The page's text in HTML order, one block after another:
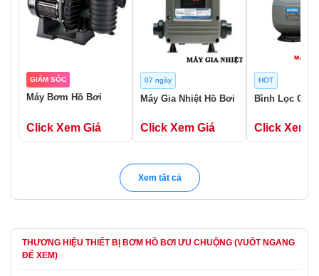
GIẢM SỐC
Máy Bơm Hồ Bơi
Click Xem Giá
07 ngày
Máy Gia Nhiệt Hồ Bơi
Click Xem Giá
HOT
Bình Lọc Cát
Click Xem
Xem tất cả
THƯƠNG HIỆU THIẾT BỊ BƠM HỒ BƠI ƯU CHUỘNG (VUỐT NGANG
ĐỂ XEM)